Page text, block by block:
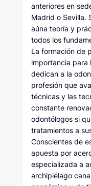
anteriores en
Madrid o Sevilla.
aúna teoría y
todos los
La formación de
importancia para
dedican a la
profesión que
técnicas y las
constante
odontólogos si
tratamientos a
Conscientes de
apuesta por
especializada a
archipiélago